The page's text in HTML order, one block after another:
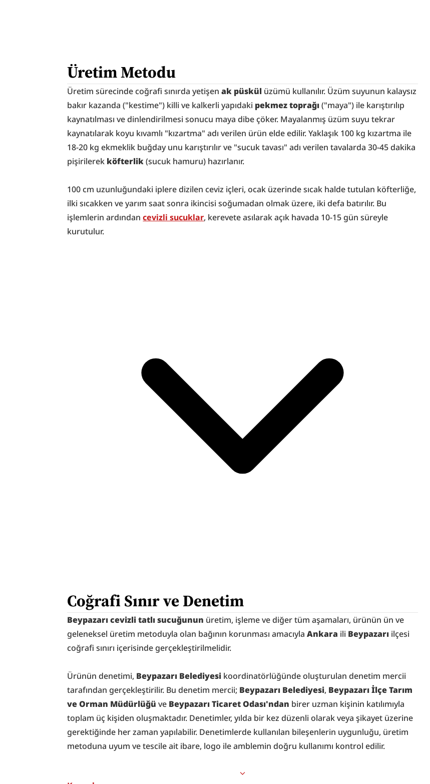
Üretim Metodu
Üretim sürecinde coğrafi sınırda yetişen ak püskül üzümü kullanılır. Üzüm suyunun kalaysız
bakır kazanda ("kestime") killi ve kalkerli yapıdaki pekmez toprağı ("maya") ile karıştırılıp
kaynatılması ve dinlendirilmesi sonucu maya dibe çöker. Mayalanmış üzüm suyu tekrar
kaynatılarak koyu kıvamlı "kızartma" adı verilen ürün elde edilir. Yaklaşık 100 kg kızartma ile
18-20 kg ekmeklik buğday unu karıştırılır ve "sucuk tavası" adı verilen tavalarda 30-45 dakika
pişirilerek köfterlik (sucuk hamuru) hazırlanır.
100 cm uzunluğundaki iplere dizilen ceviz içleri, ocak üzerinde sıcak halde tutulan köfterliğe,
ilki sıcakken ve yarım saat sonra ikincisi soğumadan olmak üzere, iki defa batırılır. Bu
işlemlerin ardından cevizli sucuklar, kerevete asılarak açık havada 10-15 gün süreyle
kurutulur.
Coğrafi Sınır ve Denetim
Beypazarı cevizli tatlı sucuğunun üretim, işleme ve diğer tüm aşamaları, ürünün ün ve
geleneksel üretim metoduyla olan bağının korunması amacıyla Ankara ili Beypazarı ilçesi
coğrafi sınırı içerisinde gerçekleştirilmelidir.
Ürünün denetimi, Beypazarı Belediyesi koordinatörlüğünde oluşturulan denetim mercii
tarafından gerçekleştirilir. Bu denetim mercii; Beypazarı Belediyesi, Beypazarı İlçe Tarım
ve Orman Müdürlüğü ve Beypazarı Ticaret Odası'ndan birer uzman kişinin katılımıyla
toplam üç kişiden oluşmaktadır. Denetimler, yılda bir kez düzenli olarak veya şikayet üzerine
gerektiğinde her zaman yapılabilir. Denetimlerde kullanılan bileşenlerin uygunluğu, üretim
metoduna uyum ve tescile ait ibare, logo ile amblemin doğru kullanımı kontrol edilir.